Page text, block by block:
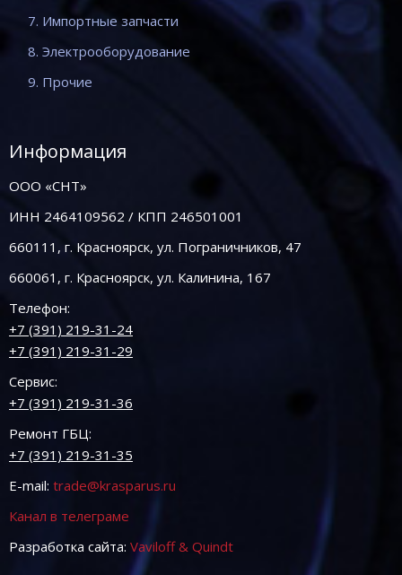
7. Импортные запчасти
8. Электрооборудование
9. Прочие
Информация
ООО «СНТ»
ИНН 2464109562 / КПП 246501001
660111, г. Красноярск, ул. Пограничников, 47
660061, г. Красноярск, ул. Калинина, 167
Телефон:
+7 (391) 219-31-24
+7 (391) 219-31-29
Сервис:
+7 (391) 219-31-36
Ремонт ГБЦ:
+7 (391) 219-31-35
E-mail: trade@krasparus.ru
Канал в телеграме
Разработка сайта: Vaviloff & Quindt